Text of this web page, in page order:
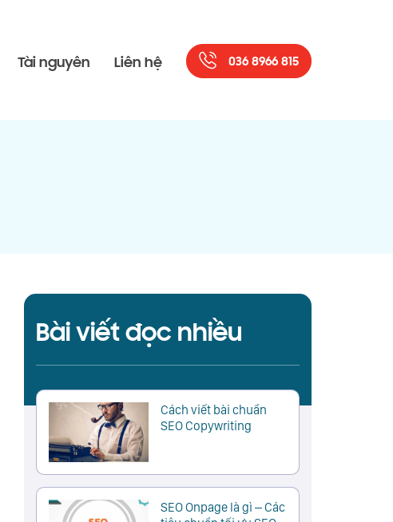
036 8966 815
Tài nguyên Liên hệ
Bài viết đọc nhiều
Cách viết bài chuẩn
SEO Copywriting
SEO Onpage là gì – Các